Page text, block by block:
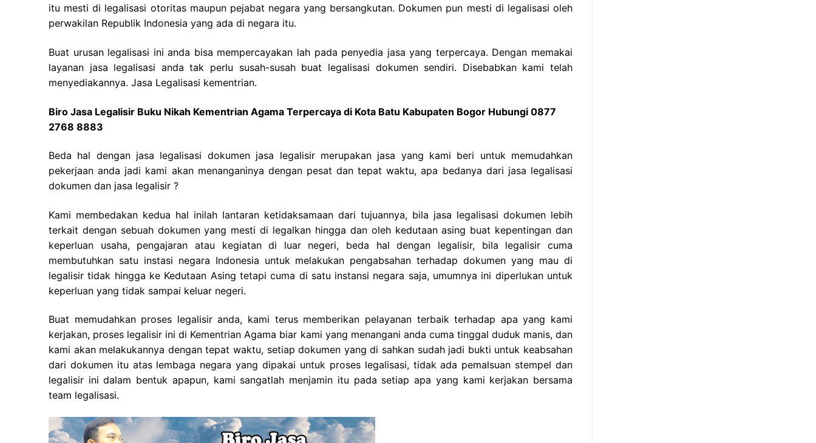
itu mesti di legalisasi otoritas maupun pejabat negara yang bersangkutan. Dokumen pun mesti di legalisasi oleh
perwakilan Republik Indonesia yang ada di negara itu.
Buat urusan legalisasi ini anda bisa mempercayakan lah pada penyedia jasa yang terpercaya. Dengan memakai
layanan jasa legalisasi anda tak perlu susah-susah buat legalisasi dokumen sendiri. Disebabkan kami telah
menyediakannya. Jasa Legalisasi kementrian.
Biro Jasa Legalisir Buku Nikah Kementrian Agama Terpercaya di Kota Batu Kabupaten Bogor Hubungi 0877
2768 8883
Beda hal dengan jasa legalisasi dokumen jasa legalisir merupakan jasa yang kami beri untuk memudahkan
pekerjaan anda jadi kami akan menanganinya dengan pesat dan tepat waktu, apa bedanya dari jasa legalisasi
dokumen dan jasa legalisir ?
Kami membedakan kedua hal inilah lantaran ketidaksamaan dari tujuannya, bila jasa legalisasi dokumen lebih
terkait dengan sebuah dokumen yang mesti di legalkan hingga dan oleh kedutaan asing buat kepentingan dan
keperluan usaha, pengajaran atau kegiatan di luar negeri, beda hal dengan legalisir, bila legalisir cuma
membutuhkan satu instasi negara Indonesia untuk melakukan pengabsahan terhadap dokumen yang mau di
legalisir tidak hingga ke Kedutaan Asing tetapi cuma di satu instansi negara saja, umumnya ini diperlukan untuk
keperluan yang tidak sampai keluar negeri.
Buat memudahkan proses legalisir anda, kami terus memberikan pelayanan terbaik terhadap apa yang kami
kerjakan, proses legalisir ini di Kementrian Agama biar kami yang menangani anda cuma tinggal duduk manis, dan
kami akan melakukannya dengan tepat waktu, setiap dokumen yang di sahkan sudah jadi bukti untuk keabsahan
dari dokumen itu atas lembaga negara yang dipakai untuk proses legalisasi, tidak ada pemalsuan stempel dan
legalisir ini dalam bentuk apapun, kami sangatlah menjamin itu pada setiap apa yang kami kerjakan bersama
team legalisasi.